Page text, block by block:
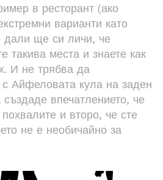
в ресторант (ако
варианти като
дали ще си личи, че
такива места и знаете как
И не трябва да
Айфеловата кула на заден
впечатлението, че
и второ, че сте
не е необичайно за